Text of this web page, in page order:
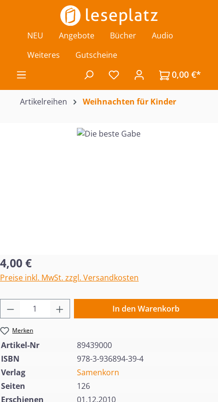
Zum Hauptinhalt springen
NEU Angebote Bücher
Audio
Weiteres
Gutscheine
Du hast 0 Produkte auf
0,00 €*
Artikelreihen Weihnachten für Kinder
Bildergalerie überspringen
Regulärer Preis:
4,00 €
Preise inkl. MwSt. zzgl. Versandkosten
Produkt Anzahl: Gib den gewünschten
In den Warenkorb
Merken
Artikel-Nr
89439000
ISBN
978-3-936894-39-4
Verlag
Samenkorn
Seiten
126
Erschienen
01.12.2010